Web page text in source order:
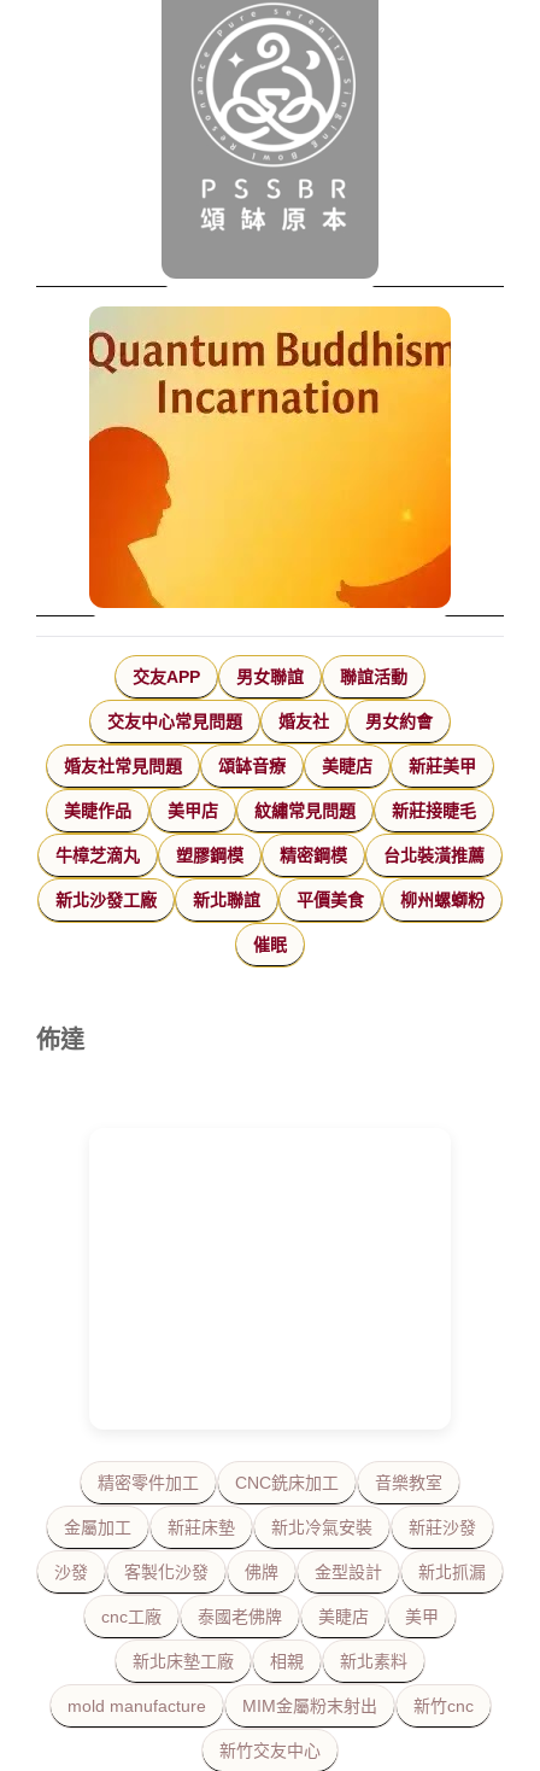
交友APP 男女聯誼 聯誼活動
交友中心常見問題 婚友社 男女約會
婚友社常見問題 頌缽音療 美睫店 新莊美甲
美睫作品 美甲店 紋繡常見問題 新莊接睫毛
牛樟芝滴丸 塑膠鋼模 精密鋼模 台北裝潢推薦
新北沙發工廠 新北聯誼 平價美食 柳州螺螄粉
催眠
佈達
精密零件加工 CNC銑床加工 音樂教室
金屬加工 新莊床墊 新北冷氣安裝 新莊沙發
沙發 客製化沙發 佛牌 金型設計 新北抓漏
cnc工廠 泰國老佛牌 美睫店 美甲
新北床墊工廠 相親 新北素料
mold manufacture MIM金屬粉末射出 新竹cnc
新竹交友中心